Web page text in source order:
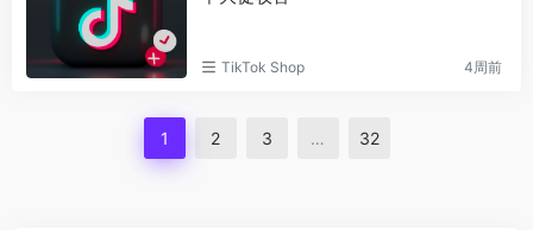
TikTok Shop 4周前
1 2 3 … 32